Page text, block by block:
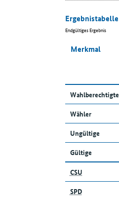
Ergebnistabelle
Endgültiges Ergebnis
Merkmal
Wahlberechtigte
Wähler
Ungültige
Gültige
CSU
SPD